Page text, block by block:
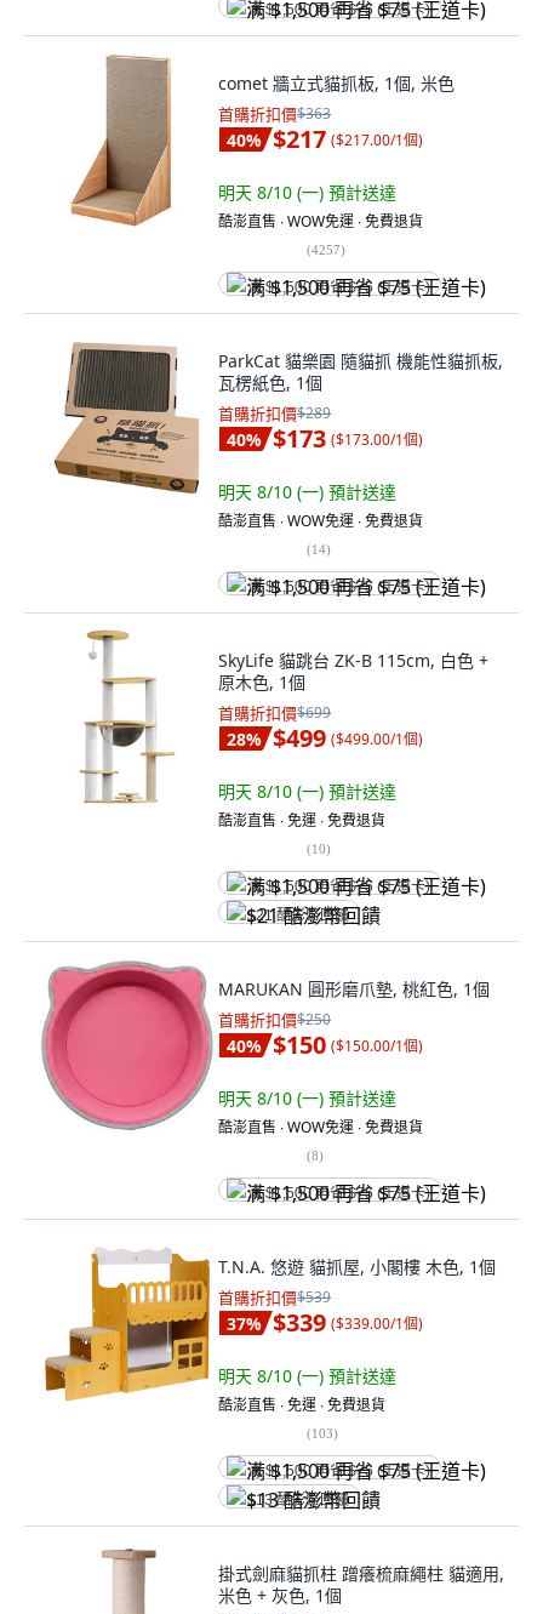
满 $1,500 再省 $75 (王道卡)
comet 牆立式貓抓板, 1個, 米色
首購折扣價$363
40% $217 ($217.00/1個)
明天 8/10 (一) 預計送達
酷澎直售 ∙ WOW免運 ∙ 免費退貨
(4257)
满 $1,500 再省 $75 (王道卡)
ParkCat 貓樂園 隨貓抓 機能性貓抓板,
瓦楞紙色, 1個
首購折扣價$289
40% $173 ($173.00/1個)
明天 8/10 (一) 預計送達
酷澎直售 ∙ WOW免運 ∙ 免費退貨
(14)
满 $1,500 再省 $75 (王道卡)
SkyLife 貓跳台 ZK-B 115cm, 白色 +
原木色, 1個
首購折扣價$699
28% $499 ($499.00/1個)
明天 8/10 (一) 預計送達
酷澎直售 ∙ 免運 ∙ 免費退貨
(10)
满 $1,500 再省 $75 (王道卡)
$21 酷澎幣回饋
MARUKAN 圓形磨爪墊, 桃紅色, 1個
首購折扣價$250
40% $150 ($150.00/1個)
明天 8/10 (一) 預計送達
酷澎直售 ∙ WOW免運 ∙ 免費退貨
(8)
满 $1,500 再省 $75 (王道卡)
T.N.A. 悠遊 貓抓屋, 小閣樓 木色, 1個
首購折扣價$539
37% $339 ($339.00/1個)
明天 8/10 (一) 預計送達
酷澎直售 ∙ 免運 ∙ 免費退貨
(103)
满 $1,500 再省 $75 (王道卡)
$13 酷澎幣回饋
掛式劍麻貓抓柱 蹭癢梳麻繩柱 貓適用,
米色 + 灰色, 1個